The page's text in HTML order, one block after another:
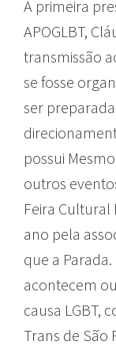
A primeira
APOGLBT,
transmissão
se fosse
ser
possui
outros
Feira
ano pela
que a
acontecem
causa LGBT,
Trans de São